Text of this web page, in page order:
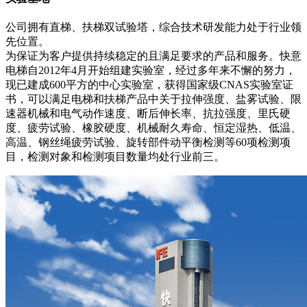
公司拥有直梯、扶梯双试验塔，综合技术研发能力处于行业领
先位置。
为保证为客户提供持续稳定的且满足要求的产品和服务。快意
电梯自2012年4月开始组建实验室，经过多年来不懈的努力，
现已建成600平方的中心实验室，获得国家级CNAS实验室证
书，可以满足电梯和扶梯产品中关于拉伸强度、盐雾试验、限
速器机械和电气动作速度、断后伸长率、抗拉强度、里氏硬
度、疲劳试验、橡胶硬度、机械耐久寿命、恒定湿热、低温、
高温、钢丝绳疲劳试验、旋转部件动平衡检测等60项检测项
目，检测对象和检测项目数量均处行业前三。